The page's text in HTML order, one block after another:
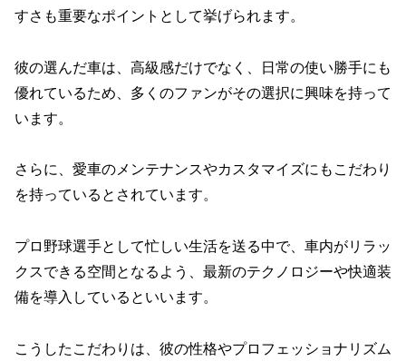
すさも重要なポイントとして挙げられます。
彼の選んだ車は、高級感だけでなく、日常の使い勝手にも
優れているため、多くのファンがその選択に興味を持って
います。
さらに、愛車のメンテナンスやカスタマイズにもこだわり
を持っているとされています。
プロ野球選手として忙しい生活を送る中で、車内がリラッ
クスできる空間となるよう、最新のテクノロジーや快適装
備を導入しているといいます。
こうしたこだわりは、彼の性格やプロフェッショナリズム